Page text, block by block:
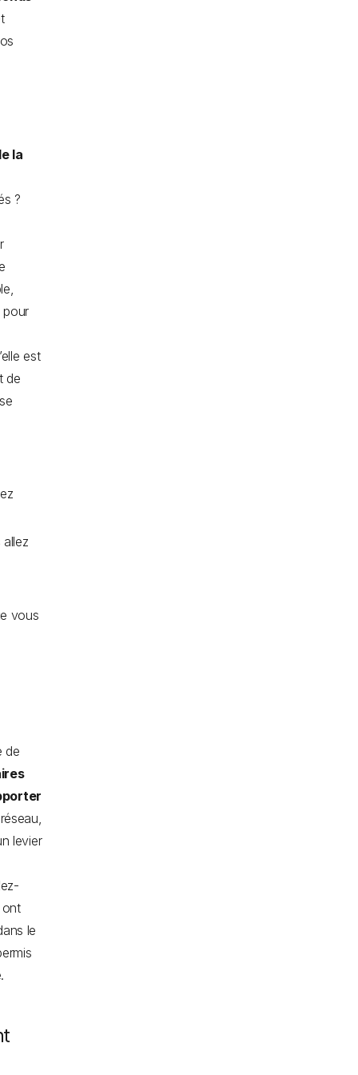
la
?
pour
est
de
vous
de
levier
ont
le